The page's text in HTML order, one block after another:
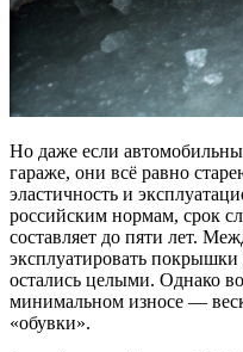
Но даже если
гараже, они всё равно
эластичность и
российским нормам, срок
составляет до пяти лет.
эксплуатировать покрышки
остались целыми. Однако
минимальном износе —
«обувки».